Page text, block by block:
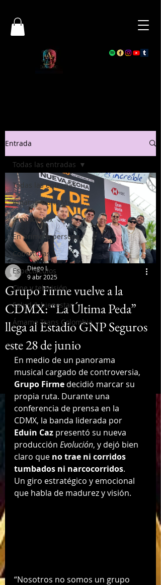
Entrada
Todas las entradas
Ámame Trans Mx
AmanotaMx
En primera persona
Coberturas
Espectáculos
Cine y televisión
Salud & bienestar
Ámame Trans Colombia
Todas las entradas
Grupo Firme vuelve a la
CDMX: “La Última Peda”
llega al Estadio GNP Seguros
este 28 de junio
Diego L
9 abr 2025
En medio de un panorama
musical cargado de controversia,
Grupo Firme decidió marcar su
propia ruta. Durante una
conferencia de prensa en la
CDMX, la banda liderada por
Eduin Caz presentó su nueva
producción Evolución, y dejó bien
claro que no trae ni corridos
tumbados ni narcocorridos.
Un giro estratégico y emocional
que habla de madurez y visión.
“Nosotros no somos un grupo